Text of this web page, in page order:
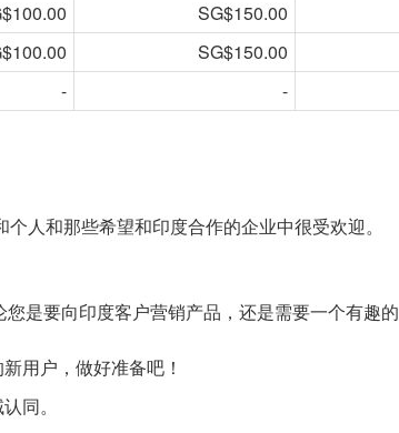
SG$150.00
SG$150.00
- -
人和那些希望和印度合作的企业中很受欢迎。
是要向印度客户营销产品，还是需要一个有趣的
用户，做好准备吧！
同。